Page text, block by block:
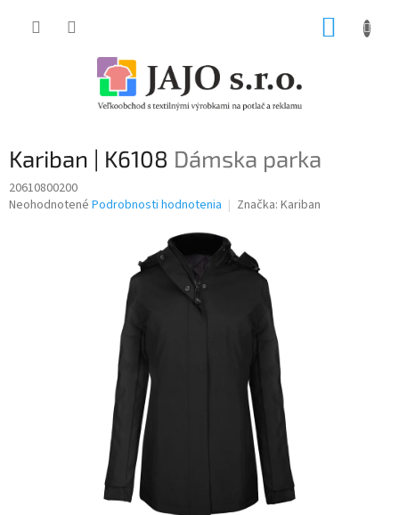
Kariban | K6108 Dámska parka
20610800200
Priemerné
Neohodnotené Podrobnosti hodnotenia Značka: Kariban